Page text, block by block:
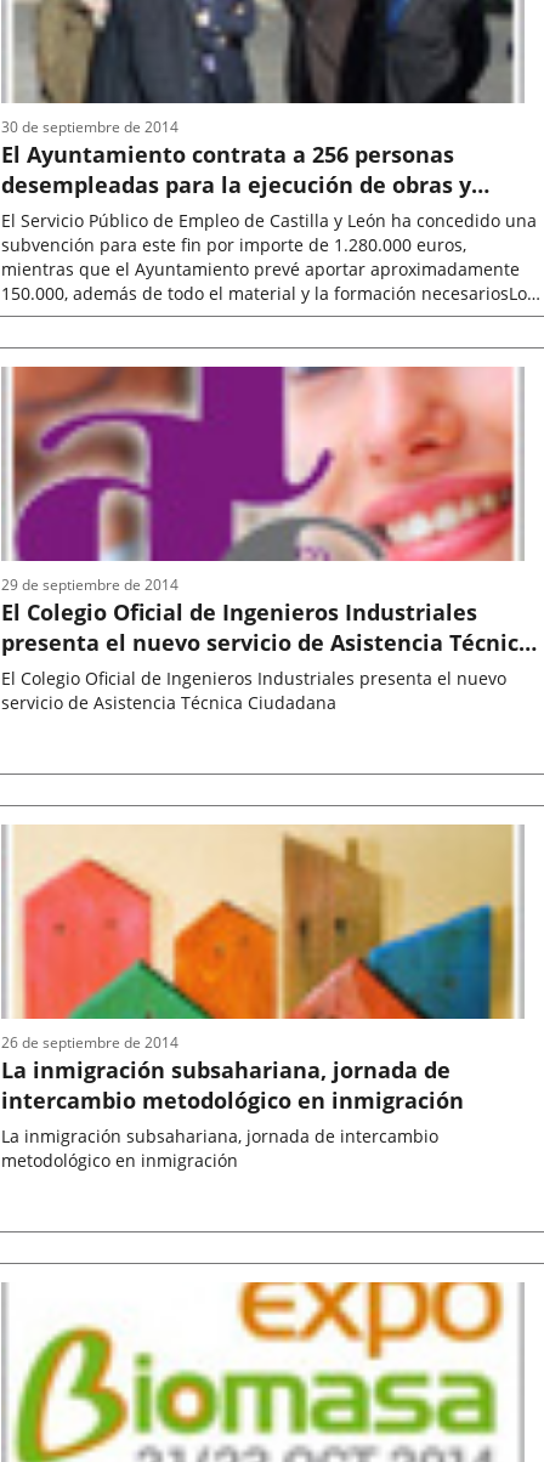
El Ayuntamiento contrata a 256 personas
desempleadas para la ejecución de obras y
servicios de interés general y social
El Servicio Público de Empleo de Castilla y León ha concedido una
subvención para este fin por importe de 1.280.000 euros,
mientras que el Ayuntamiento prevé aportar aproximadamente
150.000, además de todo el material y la formación necesariosLos
puestos a...
de
la
30 de septiembre de 2014
El Colegio Oficial de Ingenieros Industriales
presenta el nuevo servicio de Asistencia Técnica
Ciudadana
El Colegio Oficial de Ingenieros Industriales presenta el nuevo
servicio de Asistencia Técnica Ciudadana
de
la
29 de septiembre de 2014
La inmigración subsahariana, jornada de
intercambio metodológico en inmigración
La inmigración subsahariana, jornada de intercambio
metodológico en inmigración
de
la
26 de septiembre de 2014